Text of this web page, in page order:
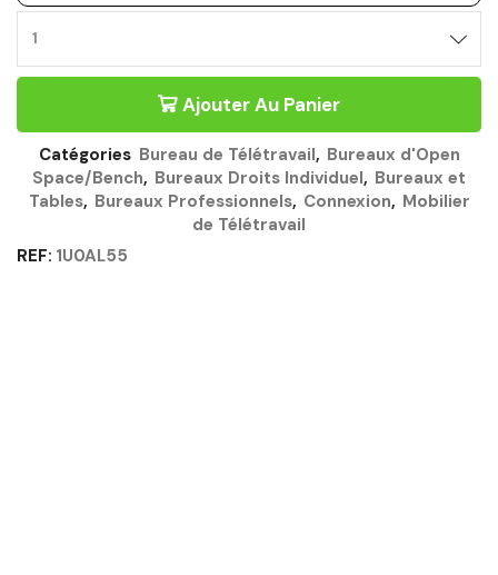
ÉCHANCRÉ
PROFONDEUR
CHÊNE
DU
BOCAGE
-
CONNEXION
Ajouter Au Panier
Catégories Bureau de Télétravail, Bureaux d'Open
Space/Bench, Bureaux Droits Individuel, Bureaux et
Tables, Bureaux Professionnels, Connexion, Mobilier
de Télétravail
REF: 1U0AL55